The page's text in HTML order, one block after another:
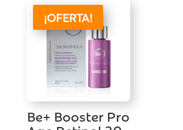
era:
27,90€.
es:
25,11€.
¡OFERTA!
Be+ Booster Pro